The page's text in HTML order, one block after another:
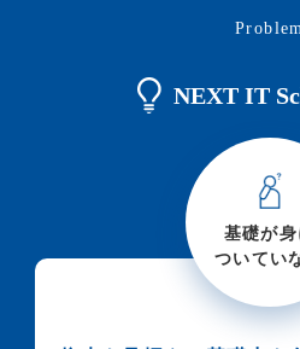
Problem
NEXT IT
基礎が身
ついて い